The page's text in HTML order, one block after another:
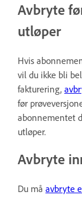
Avbryte
utløper
Hvis
vil du ikke bli
fakturering,
før
abonnementet
utløper.
Avbryte
Du må avbryte